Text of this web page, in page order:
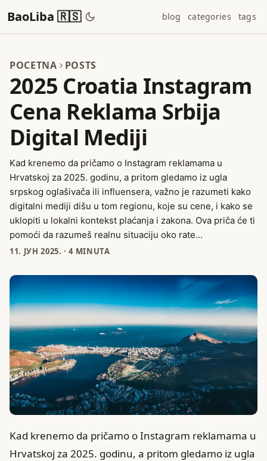
BaoLiba 🇷🇸 blog categories tags
POCETNA POSTS
2025 Croatia Instagram
Cena Reklama Srbija
Digital Mediji
Kad krenemo da pričamo o Instagram reklamama u
Hrvatskoj za 2025. godinu, a pritom gledamo iz ugla
srpskog oglašivača ili influensera, važno je razumeti kako
digitalni mediji dišu u tom regionu, koje su cene, i kako se
uklopiti u lokalni kontekst plaćanja i zakona. Ova priča će ti
pomoći da razumeš realnu situaciju oko rate...
11. ЈУН 2025. ·4 MINUTA
Kad krenemo da pričamo o Instagram reklamama u
Hrvatskoj za 2025. godinu, a pritom gledamo iz ugla